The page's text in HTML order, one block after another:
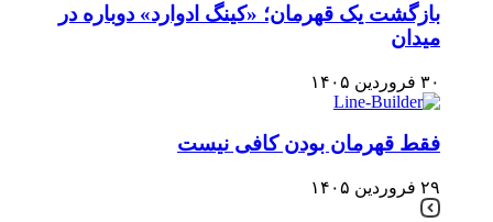
بازگشت یک قهرمان؛ «کینگ ادوارد» دوباره در
میدان
۳۰ فروردین ۱۴۰۵
فقط قهرمان بودن کافی نیست
۲۹ فروردین ۱۴۰۵